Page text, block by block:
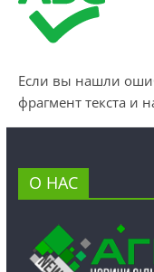
Если вы нашли
фрагмент текста и
О НАС